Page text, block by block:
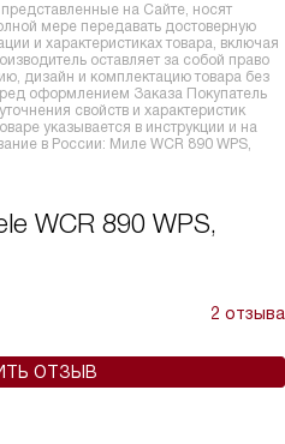
на Сайте, носят
мере передавать достоверную
и характеристиках товара, включая
оставляет за собой право
дизайн и комплектацию товара без
оформлением Заказа Покупатель
свойств и характеристик
указывается в инструкции и на
в России: Миле WCR 890 WPS,
WCR 890 WPS,
2 отзыва
ОТЗЫВ